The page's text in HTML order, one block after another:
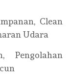
Clean
Udara
Pengolahan